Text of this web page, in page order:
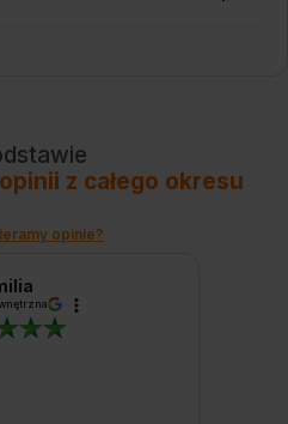
opinii z całego okresu
opinie?